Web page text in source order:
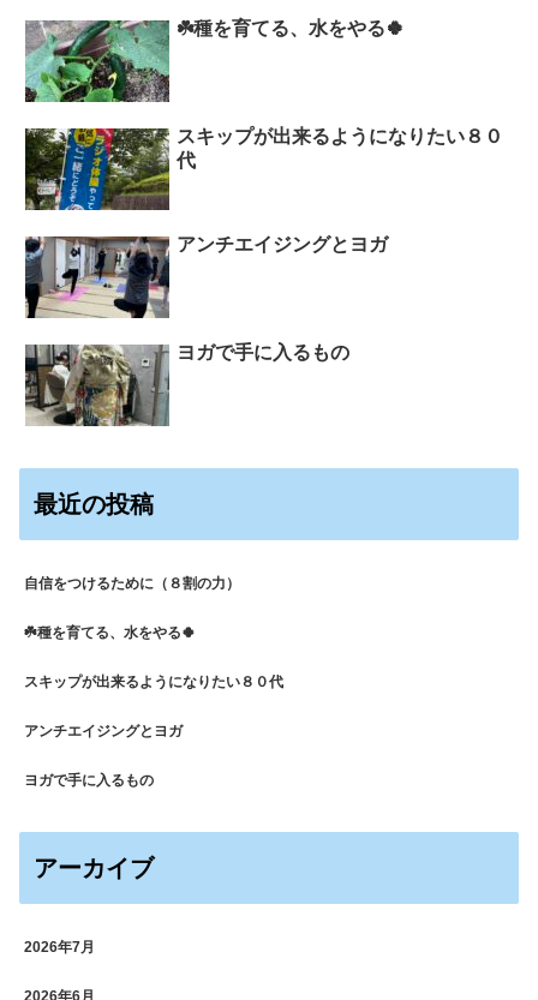
☘️種を育てる、水をやる🍀
スキップが出来るようになりたい８０
代
アンチエイジングとヨガ
ヨガで手に入るもの
最近の投稿
自信をつけるために（８割の力）
☘️種を育てる、水をやる🍀
スキップが出来るようになりたい８０代
アンチエイジングとヨガ
ヨガで手に入るもの
アーカイブ
2026年7月
2026年6月